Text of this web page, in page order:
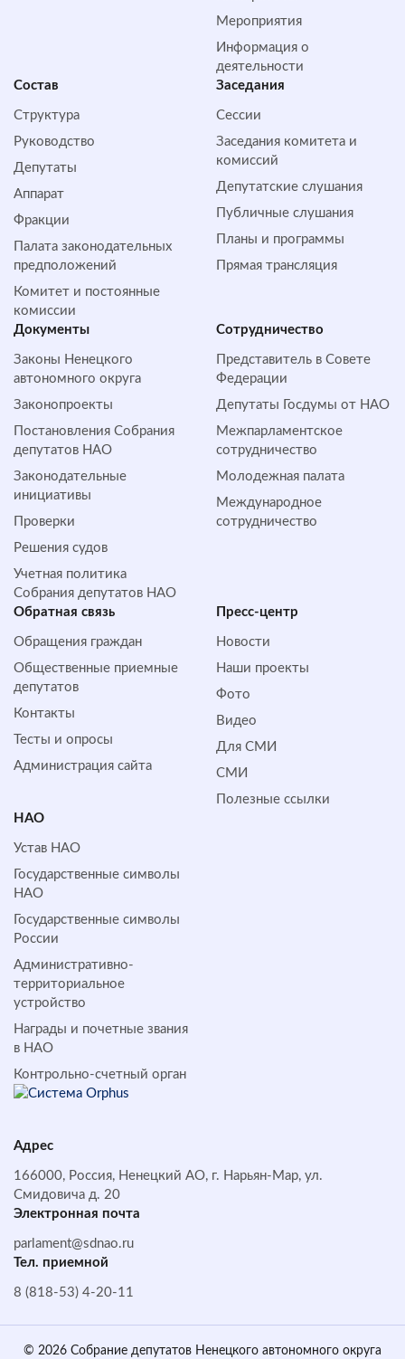
Мероприятия
Информация о
деятельности
Состав
Структура
Руководство
Депутаты
Аппарат
Фракции
Палата законодательных
предположений
Комитет и постоянные
комиссии
Заседания
Сессии
Заседания комитета и
комиссий
Депутатские слушания
Публичные слушания
Планы и программы
Прямая трансляция
Документы
Законы Ненецкого
автономного округа
Законопроекты
Постановления Собрания
депутатов НАО
Законодательные
инициативы
Проверки
Решения судов
Учетная политика
Собрания депутатов НАО
Сотрудничество
Представитель в Совете
Федерации
Депутаты Госдумы от НАО
Межпарламентское
сотрудничество
Молодежная палата
Международное
сотрудничество
Обратная cвязь
Обращения граждан
Общественные приемные
депутатов
Контакты
Тесты и опросы
Администрация сайта
Пресс-центр
Новости
Наши проекты
Фото
Видео
Для СМИ
СМИ
Полезные ссылки
НАО
Устав НАО
Государственные символы
НАО
Государственные символы
России
Административно-
территориальное
устройство
Награды и почетные звания
в НАО
Контрольно-счетный орган
Адрес
166000, Россия, Ненецкий АО, г. Нарьян-Мар, ул.
Смидовича д. 20
Электронная почта
parlament@sdnao.ru
Тел. приемной
8 (818-53) 4-20-11
© 2026 Собрание депутатов Ненецкого автономного округа